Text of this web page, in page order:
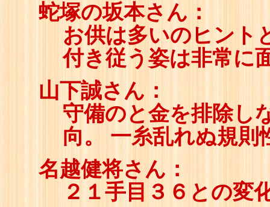
蛇塚の坂本さん：
お供は多いのヒント
付き従う姿は非常に
山下誠さん：
守備のと金を排除し
向。 一糸乱れぬ規則
名越健将さん：
２１手目３６との変